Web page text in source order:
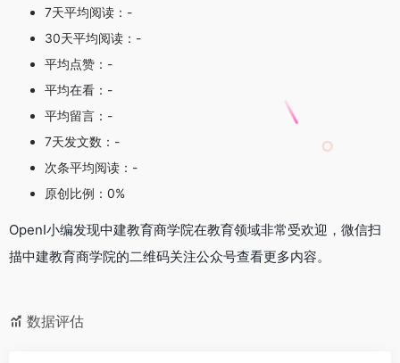
7天平均阅读：-
30天平均阅读：-
平均点赞：-
平均在看：-
平均留言：-
7天发文数：-
次条平均阅读：-
原创比例：0%
OpenI小编发现中建教育商学院在教育领域非常受欢迎，微信扫
描中建教育商学院的二维码关注公众号查看更多内容。
数据评估